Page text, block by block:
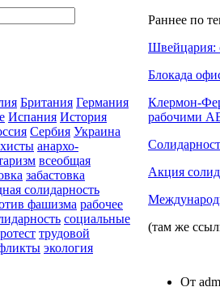
Британия Германия
Испания История
Сербия Украина
анархо-
всеобщая
забастовка
солидарность
фашизма рабочее
социальные
трудовой
экология
Раннее по
Швейцария:
Блокада
Клермон-
рабочими
Акция
(там же
От